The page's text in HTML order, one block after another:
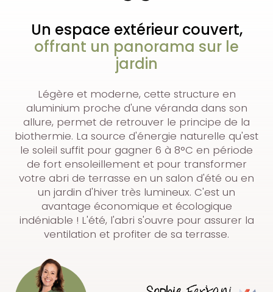
Un espace extérieur couvert,
offrant un panorama sur le
jardin
Légère et moderne, cette structure en
aluminium proche d'une véranda dans son
allure, permet de retrouver le principe de la
biothermie. La source d'énergie naturelle qu'est
le soleil suffit pour gagner 6 à 8°C en période
de fort ensoleillement et pour transformer
votre abri de terrasse en un salon d'été ou en
un jardin d'hiver très lumineux. C'est un
avantage économique et écologique
indéniable ! L'été, l'abri s'ouvre pour assurer la
ventilation et profiter de sa terrasse.